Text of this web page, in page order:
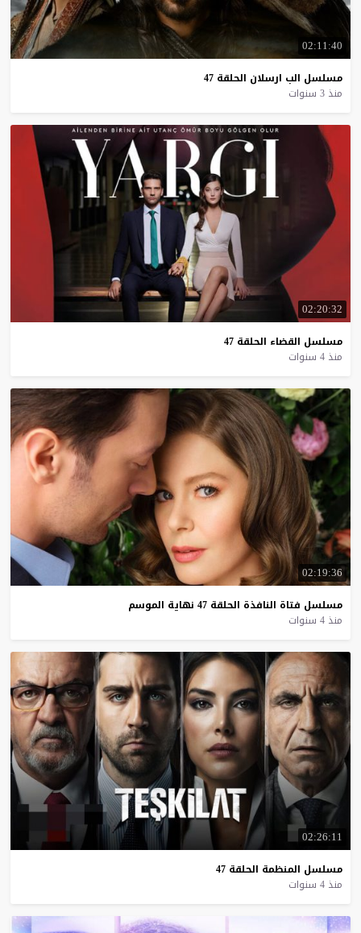
02:11:40
مسلسل الب ارسلان الحلقة 47
منذ 3 سنوات
02:20:32
مسلسل القضاء الحلقة 47
منذ 4 سنوات
02:19:36
مسلسل فتاة النافذة الحلقة 47 نهاية الموسم
منذ 4 سنوات
02:26:11
مسلسل المنظمة الحلقة 47
منذ 4 سنوات